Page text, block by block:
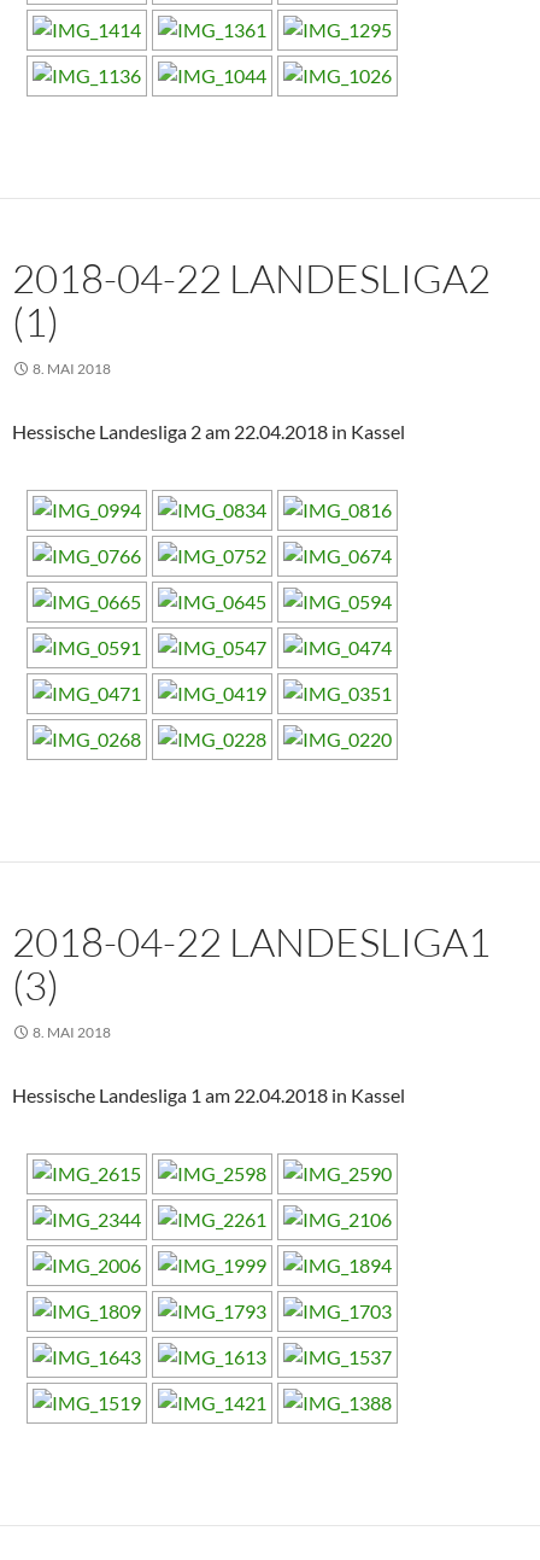
2018-04-22 LANDESLIGA2
(1)
8. MAI 2018
Hessische Landesliga 2 am 22.04.2018 in Kassel
2018-04-22 LANDESLIGA1
(3)
8. MAI 2018
Hessische Landesliga 1 am 22.04.2018 in Kassel